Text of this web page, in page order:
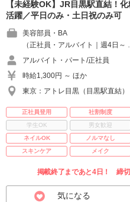
【未経験OK】JR目黒駅直結！
活躍／平日のみ・土日祝のみ可
美容部員・BA
（正社員・アルバイト｜週4日～
アルバイト・パート/正社員
時給1,300円 ～ ほか
東京：アトレ目黒（目黒駅直結）
正社員登用 社割制度
学生OK
男女歓迎
ネイルOK
ノルマなし
スキンケア
メイク
掲載終了まであと4日！ 締
気になる